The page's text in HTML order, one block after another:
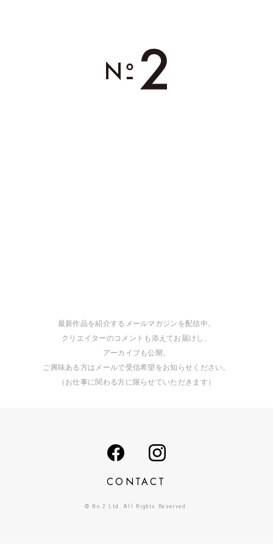
最新作品を紹介するメールマガジンを配信中。
クリエイターのコメントも添えてお届けし、
アーカイブも公開。
ご興味ある方はメールで受信希望をお知らせください。
（お仕事に関わる方に限らせていただきます）
CONTACT
© No.2 Ltd. All Rights Reserved.